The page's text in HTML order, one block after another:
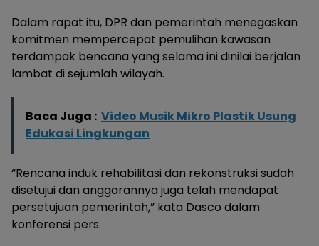
Dalam rapat itu, DPR dan pemerintah menegaskan
komitmen mempercepat pemulihan kawasan
terdampak bencana yang selama ini dinilai berjalan
lambat di sejumlah wilayah.
Baca Juga : Video Musik Mikro Plastik Usung
Edukasi Lingkungan
“Rencana induk rehabilitasi dan rekonstruksi sudah
disetujui dan anggarannya juga telah mendapat
persetujuan pemerintah,” kata Dasco dalam
konferensi pers.